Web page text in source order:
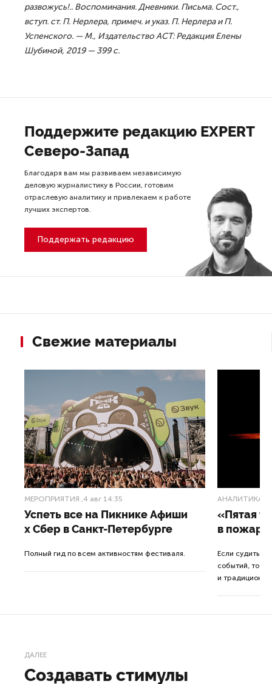
развожусь!.. Воспоминания. Дневники. Письма. Сост.,
вступ. ст. П. Нерлера, примеч. и указ. П. Нерлера и П.
Успенского. — М., Издательство АСТ: Редакция Елены
Шубиной, 2019 — 399 с.
Поддержите редакцию EXPERT
Северо-Запад
Благодаря вам мы развиваем независимую
деловую журналистику в России, готовим
отраслевую аналитику и привлекаем к работе
лучших экспертов.
Поддержать редакцию
Свежие материалы
МЕРОПРИЯТИЯ ,4 авг 14:35
Успеть все на Пикнике Афиши
x Сбер в Санкт-Петербурге
Полный гид по всем активностям фестиваля.
АНАЛИТИКА
«Пятая
в
Если судить
событий, то
и
ДАЛЕЕ
Создавать стимулы